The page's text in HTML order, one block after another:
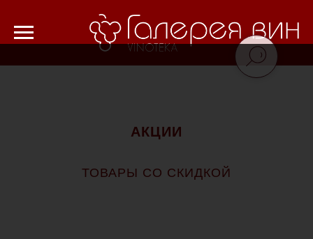
АКЦИИ
ТОВАРЫ СО СКИДКОЙ